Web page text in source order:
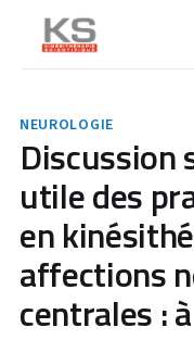
NEUROLOGIE
Discussion
utile des
en
affections
centrales :